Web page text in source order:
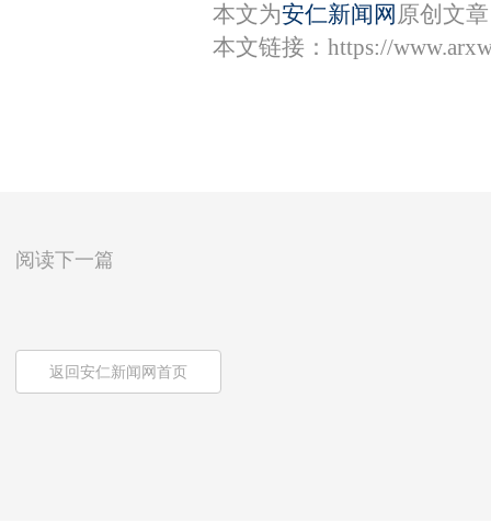
本文为安仁新闻网 原创文
本文链接： https://
阅读下一篇
返回安仁新闻网首页